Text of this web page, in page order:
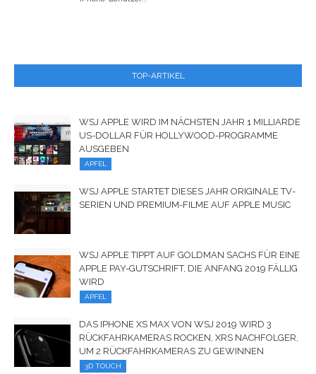
TOP-ARTIKEL
WSJ APPLE WIRD IM NÄCHSTEN JAHR 1 MILLIARDE
US-DOLLAR FÜR HOLLYWOOD-PROGRAMME
AUSGEBEN
APFEL
WSJ APPLE STARTET DIESES JAHR ORIGINALE TV-
SERIEN UND PREMIUM-FILME AUF APPLE MUSIC
WSJ APPLE TIPPT AUF GOLDMAN SACHS FÜR EINE
APPLE PAY-GUTSCHRIFT, DIE ANFANG 2019 FÄLLIG
WIRD
APFEL
DAS IPHONE XS MAX VON WSJ 2019 WIRD 3
RÜCKFAHRKAMERAS ROCKEN, XRS NACHFOLGER,
UM 2 RÜCKFAHRKAMERAS ZU GEWINNEN
3D TOUCH